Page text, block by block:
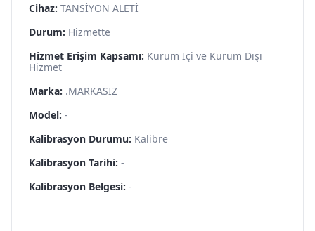
Cihaz: TANSİYON ALETİ
Durum: Hizmette
Hizmet Erişim Kapsamı: Kurum İçi ve Kurum Dışı
Hizmet
Marka: .MARKASIZ
Model: -
Kalibrasyon Durumu: Kalibre
Kalibrasyon Tarihi: -
Kalibrasyon Belgesi: -